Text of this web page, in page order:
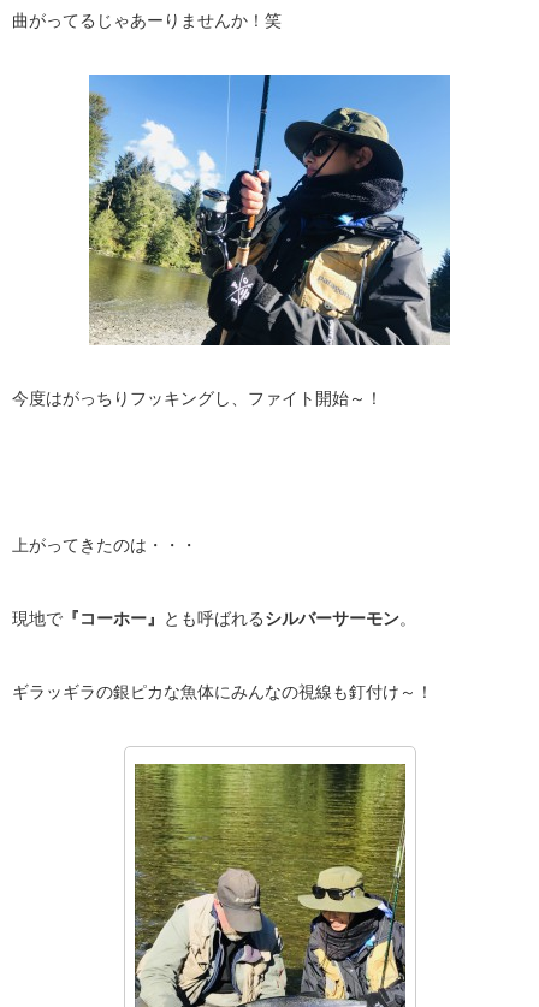
曲がってるじゃあーりませんか！笑
今度はがっちりフッキングし、ファイト開始～！
上がってきたのは・・・
現地で 『コーホー』 とも呼ばれるシルバーサーモン。
ギラッギラの銀ピカな魚体にみんなの視線も釘付け～！